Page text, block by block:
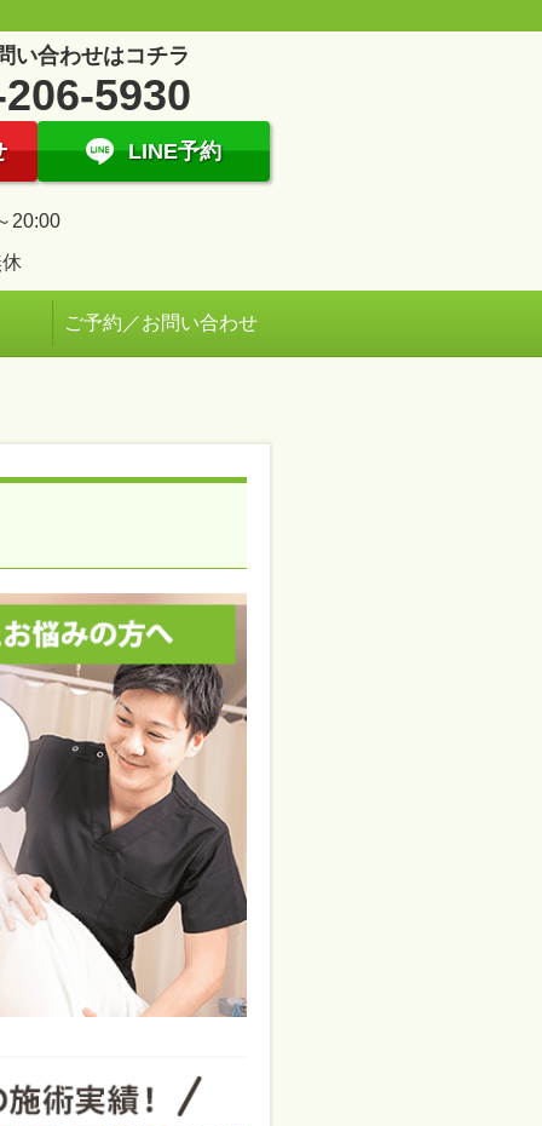
い合わせはコチラ
5930
LINE予約
20:00
ご予約／お問い合わせ